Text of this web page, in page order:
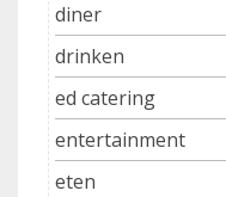
diner
drinken
ed catering
entertainment
eten